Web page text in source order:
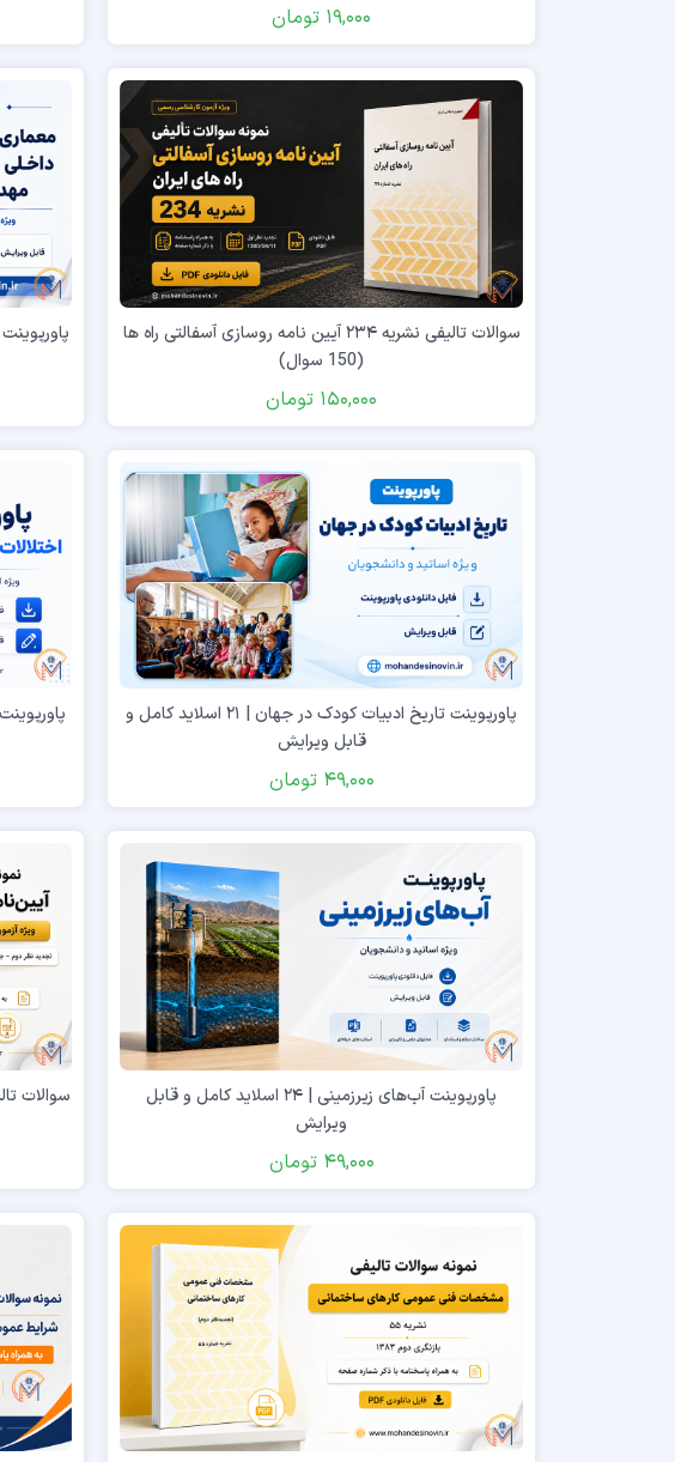
19,000 تومان
سوالات تالیفی نشریه ۲۳۴ آیین نامه روسازی آسفالتی راه ها
(150 سوال)
150,000 تومان
پاورپوینت تاریخ ادبیات کودک در جهان | ۲۱ اسلاید کامل و
قابل ویرایش
49,000 تومان
پاورپوینت آب‌های زیرزمینی | ۲۴ اسلاید کامل و قابل
ویرایش
49,000 تومان